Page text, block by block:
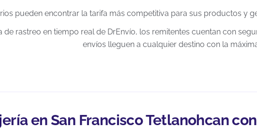
pueden encontrar la tarifa más competitiva para sus productos y
de rastreo en tiempo real de DrEnvío, los remitentes cuentan con
envíos lleguen a cualquier destino con la
en San Francisco Tetlanohcan